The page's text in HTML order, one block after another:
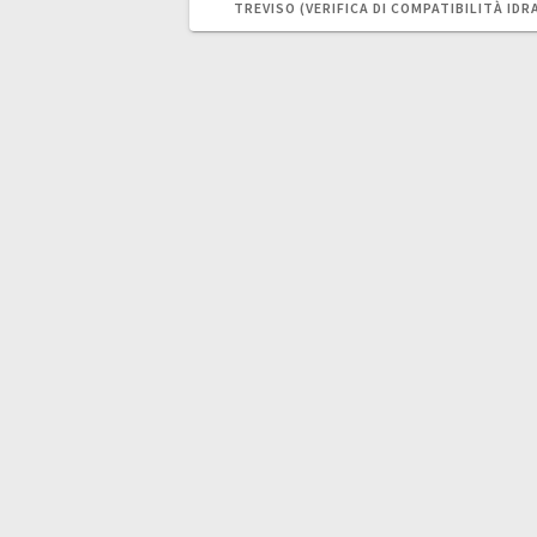
TREVISO (VERIFICA DI COMPATIBILITÀ